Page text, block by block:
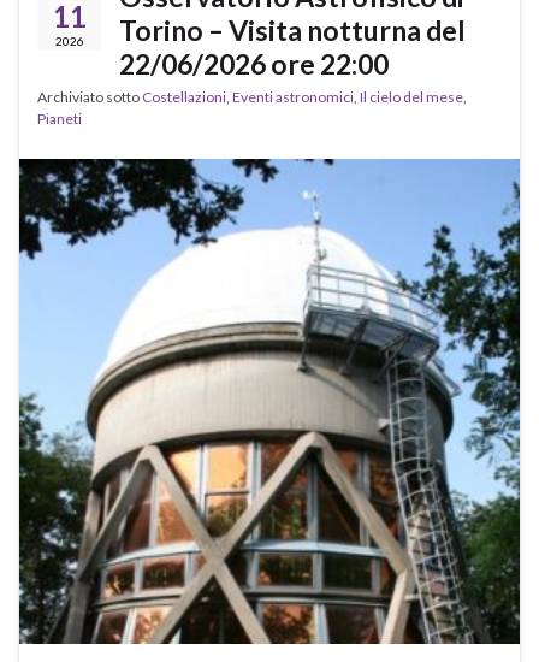
11
2026
Torino – Visita notturna del
22/06/2026 ore 22:00
Archiviato sotto Costellazioni Eventi astronomici Il cielo del mese
Pianeti